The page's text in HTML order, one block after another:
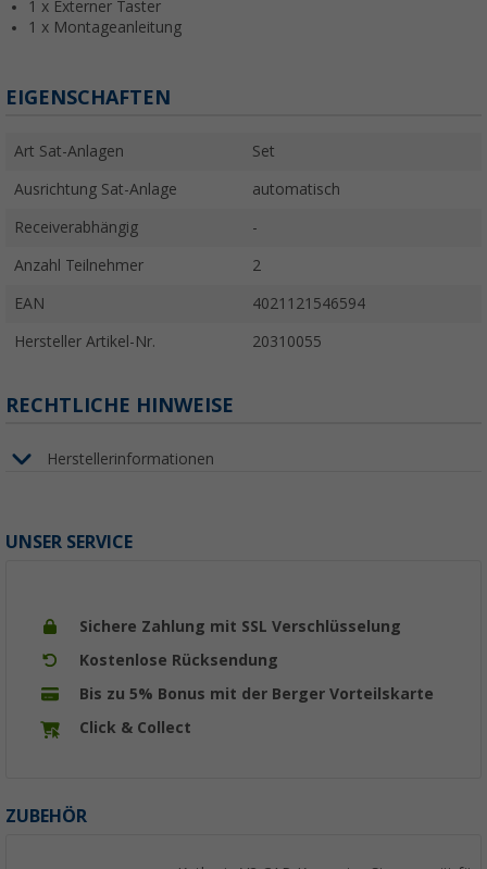
1 x Externer Taster
1 x Montageanleitung
EIGENSCHAFTEN
Art Sat-Anlagen Set
Ausrichtung Sat-Anlage automatisch
Receiverabhängig -
Anzahl Teilnehmer 2
EAN 4021121546594
Hersteller Artikel-Nr. 20310055
RECHTLICHE HINWEISE
Herstellerinformationen
UNSER SERVICE
Sichere Zahlung mit SSL Verschlüsselung
Kostenlose Rücksendung
Bis zu 5% Bonus mit der Berger Vorteilskarte
Click & Collect
ZUBEHÖR